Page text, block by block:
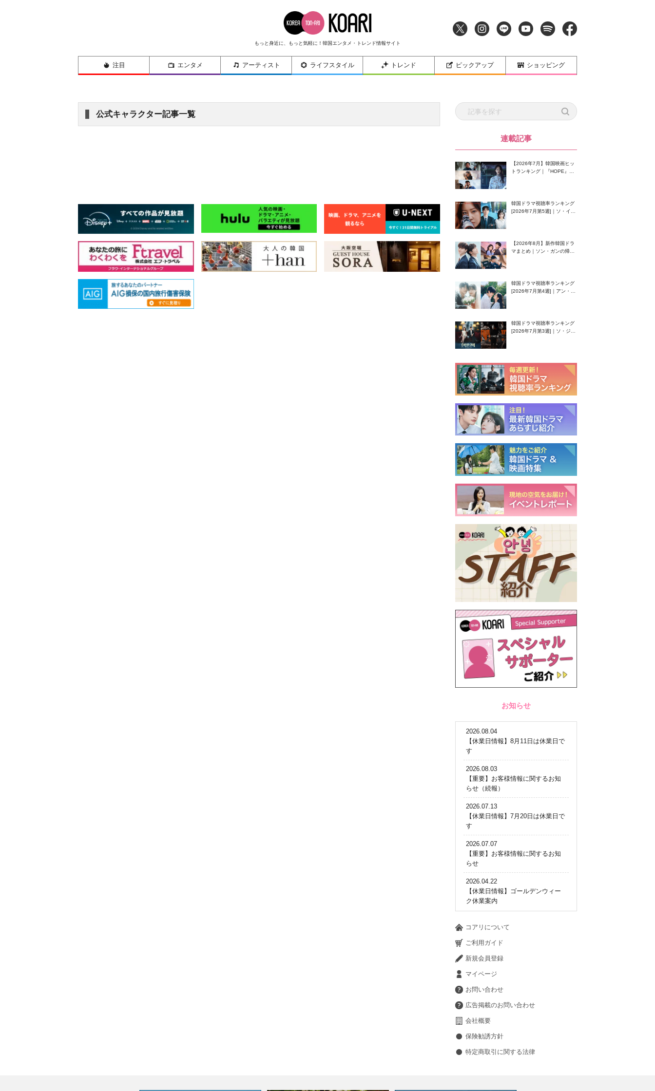
もっと身近に、もっと気軽に！韓国エンタメ・トレンド情報サイト
注目 エンタメ アーティスト ライフスタイル トレンド ピックアップ ショッピング
公式キャラクター記事一覧
連載記事
【2026年7月】韓国映画ヒッ
トランキング｜『HOPE』が
韓国ドラマ視聴率ランキング
[2026年7月第5週]｜ソ・イン
【2026年8月】新作韓国ドラ
マまとめ｜ソン・ガンの帰
韓国ドラマ視聴率ランキング
[2026年7月第4週]｜アン・ヒ
韓国ドラマ視聴率ランキング
[2026年7月第3週]｜ソ・ジソ
お知らせ
2026.08.04
【休業日情報】8月11日は休業日で
す
2026.08.03
【重要】お客様情報に関するお知
らせ（続報）
2026.07.13
【休業日情報】7月20日は休業日で
す
2026.07.07
【重要】お客様情報に関するお知
らせ
2026.04.22
【休業日情報】ゴールデンウィー
ク休業案内
コアリについて
ご利用ガイド
新規会員登録
マイページ
お問い合わせ
広告掲載のお問い合わせ
会社概要
保険勧誘方針
特定商取引に関する法律